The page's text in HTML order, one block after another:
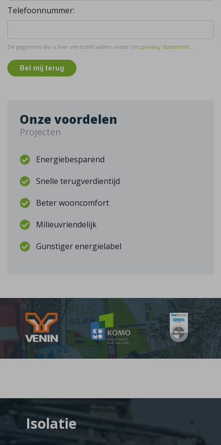
Telefoonnummer:
De gegevens die u hier verstrekt vallen onder ons privacy statement.
Bel mij terug
Onze voordelen
Projecten
Energiebesparend
Snelle terugverdientijd
Beter wooncomfort
Milieuvriendelijk
Gunstiger energielabel
Isolatie